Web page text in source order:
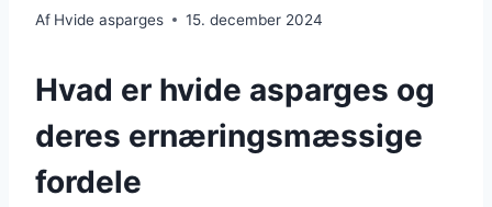
Af Hvide asparges 15. december 2024
Hvad er hvide asparges og
deres ernæringsmæssige
fordele